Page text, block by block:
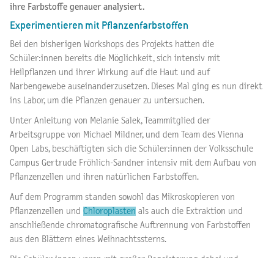
ihre Farbstoffe genauer analysiert.
Experimentieren mit Pflanzenfarbstoffen
Bei den bisherigen Workshops des Projekts hatten die
Schüler:innen bereits die Möglichkeit, sich intensiv mit
Heilpflanzen und ihrer Wirkung auf die Haut und auf
Narbengewebe auseinanderzusetzen. Dieses Mal ging es nun direkt
ins Labor, um die Pflanzen genauer zu untersuchen.
Unter Anleitung von Melanie Salek, Teammitglied der
Arbeitsgruppe von Michael Mildner, und dem Team des Vienna
Open Labs, beschäftigten sich die Schüler:innen der Volksschule
Campus Gertrude Fröhlich-Sandner intensiv mit dem Aufbau von
Pflanzenzellen und ihren natürlichen Farbstoffen.
Auf dem Programm standen sowohl das Mikroskopieren von
Pflanzenzellen und Chloroplasten als auch die Extraktion und
anschließende chromatografische Auftrennung von Farbstoffen
aus den Blättern eines Weihnachtssterns.